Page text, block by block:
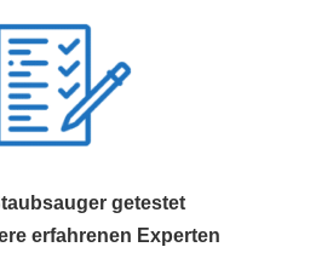
getestet
erfahrenen Experten